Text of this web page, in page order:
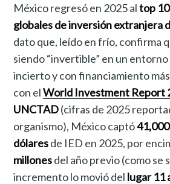
México regresó en 2025 altop
globales de inversión extranjera
dato que, leído en frío, confirma
siendo “invertible” en un
incierto y con financiamiento
con elWorld Investment Report
UNCTAD(cifras de 2025
organismo), México captó
dólaresde IED en 2025, por
millonesdel año previo (como se
incremento lo movió del lugar 11